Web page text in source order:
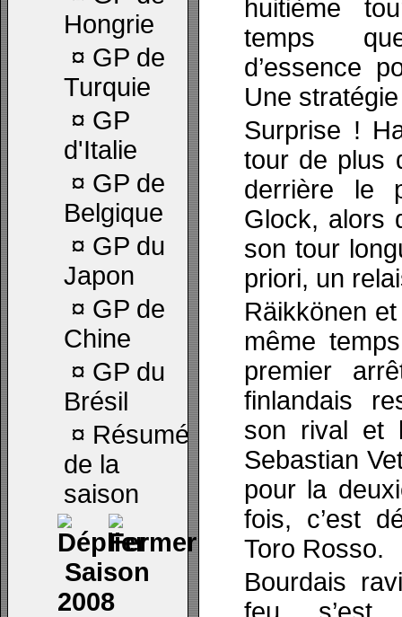
Hongrie
¤ GP de
Turquie
¤ GP
d'Italie
¤ GP de
Belgique
¤ GP du
Japon
¤ GP de
Chine
¤ GP du
Brésil
¤ Résumé
de la
saison
Saison
2008
huitième
temps
d’essence
Une
Surprise !
tour de plus
derrière le
Glock, alors
son tour
priori, un
Räikkönen
même
premier
finlandais
son rival et
Sebastian
pour la
fois, c’est
Toro Rosso.
Bourdais